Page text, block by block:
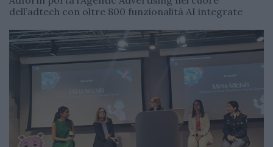
dell’adtech con oltre 800 funzionalità AI integrate